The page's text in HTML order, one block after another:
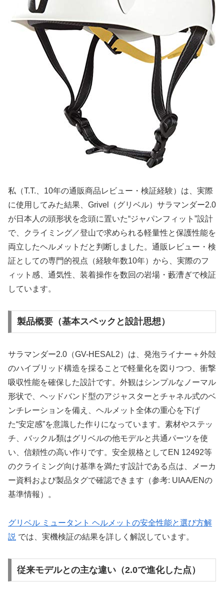
私（T.T.、10年の通販商品レビュー・検証経験）は、実際
に使用してみた結果、Grivel（グリベル）サラマンダー2.0
が日本人の頭形状を念頭に置いた“ジャパンフィット”設計
で、クライミング／登山で求められる軽量性と保護性能を
両立したヘルメットだと判断しました。通販レビュー・検
証としての専門的視点（経験年数10年）から、実際のフ
ィット感、通気性、装着操作を数回の岩場・藪漕ぎで検証
しています。
製品概要（基本スペックと設計思想）
サラマンダー2.0（GV-HESAL2）は、発泡ライナー＋外殻
のハイブリッド構造を採ることで軽量化を図りつつ、衝撃
吸収性能を確保した設計です。外観はシンプルなノーマル
形状で、ヘッドバンド型のアジャスターとチャネル式のベ
ンチレーションを備え、ヘルメット全体の重心を下げ
た“安定感”を意識した作りになっています。素材やステッ
チ、バックル類はグリベルの他モデルと共通パーツを使
い、信頼性の高い作りです。安全規格としてEN 12492等
のクライミング向け基準を満たす設計である点は、メーカ
ー資料および製品タグで確認できます（参考: UIAA/ENの
基準情報）。
グリベル ミュータント ヘルメットの安全性能と選び方解
説 では、実機検証の結果を詳しく解説しています。
従来モデルとの主な違い（2.0で進化した点）